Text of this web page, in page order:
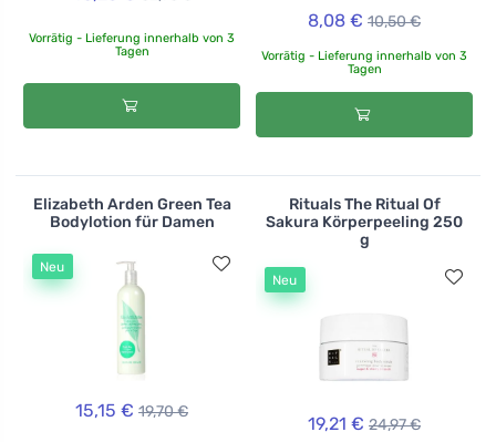
Vorrätig - Lieferung innerhalb von 3
Tagen
8,08 € 10,50 €
Vorrätig - Lieferung innerhalb von 3
Tagen
Elizabeth Arden Green Tea
Bodylotion für Damen
Neu
15,15 € 19,70 €
Rituals The Ritual Of
Sakura Körperpeeling 250
g
Neu
19,21 € 24,97 €